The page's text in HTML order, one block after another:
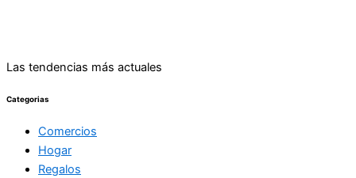
Las tendencias más actuales
Categorias
Comercios
Hogar
Regalos